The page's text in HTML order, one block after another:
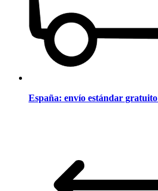
España: envío estándar gratuito